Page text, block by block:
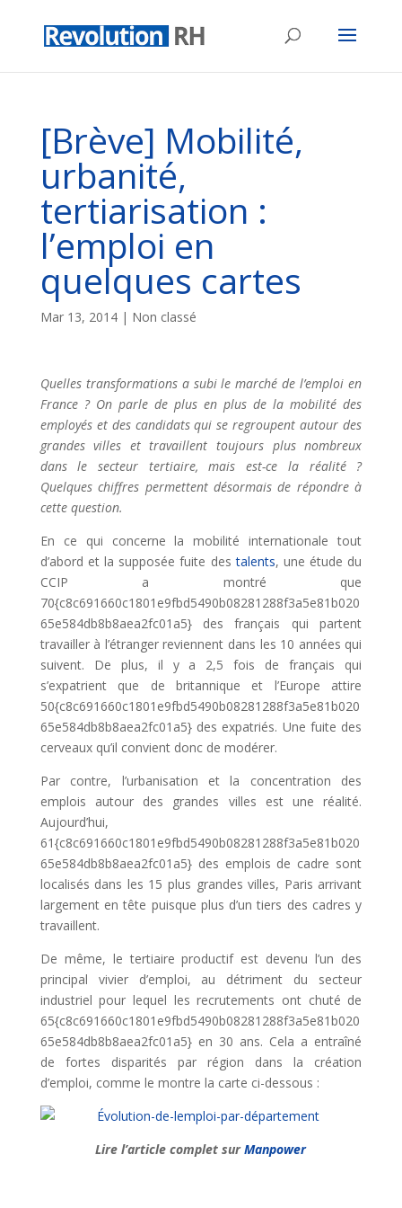
[Brève] Mobilité,
urbanité,
tertiarisation :
l’emploi en
quelques cartes
Mar 13, 2014| Non classé
Quelles transformations a subi le marché de l’emploi en
France ? On parle de plus en plus de la mobilité des
employés et des candidats qui se regroupent autour des
grandes villes et travaillent toujours plus nombreux
dans le secteur tertiaire, mais est-ce la réalité ?
Quelques chiffres permettent désormais de répondre à
cette question.
En ce qui concerne la mobilité internationale tout
d’abord et la supposée fuite destalents, une étude du
CCIP a montré que
70{c8c691660c1801e9fbd5490b08281288f3a5e81b020
65e584db8b8aea2fc01a5} des français qui partent
travailler à l’étranger reviennent dans les 10 années qui
suivent. De plus, il y a 2,5 fois de français qui
s’expatrient que de britannique et l’Europe attire
50{c8c691660c1801e9fbd5490b08281288f3a5e81b020
65e584db8b8aea2fc01a5} des expatriés. Une fuite des
cerveaux qu’il convient donc de modérer.
Par contre, l’urbanisation et la concentration des
emplois autour des grandes villes est une réalité.
Aujourd’hui,
61{c8c691660c1801e9fbd5490b08281288f3a5e81b020
65e584db8b8aea2fc01a5} des emplois de cadre sont
localisés dans les 15 plus grandes villes, Paris arrivant
largement en tête puisque plus d’un tiers des cadres y
travaillent.
De même, le tertiaire productif est devenu l’un des
principal vivier d’emploi, au détriment du secteur
industriel pour lequel les recrutements ont chuté de
65{c8c691660c1801e9fbd5490b08281288f3a5e81b020
65e584db8b8aea2fc01a5} en 30 ans. Cela a entraîné
de fortes disparités par région dans la création
d’emploi, comme le montre la carte ci-dessous :
Lire l’article complet surManpower